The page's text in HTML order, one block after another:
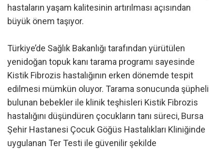
hastaların yaşam kalitesinin artırılması açısından
büyük önem taşıyor.
Türkiye’de Sağlık Bakanlığı tarafından yürütülen
yenidoğan topuk kanı tarama programı sayesinde
Kistik Fibrozis hastalığının erken dönemde tespit
edilmesi mümkün oluyor. Tarama sonucunda şüpheli
bulunan bebekler ile klinik teşhisleri Kistik Fibrozis
hastalığını düşündüren çocukların tanı süreci, Bursa
Şehir Hastanesi Çocuk Göğüs Hastalıkları Kliniğinde
uygulanan Ter Testi ile güvenilir şekilde